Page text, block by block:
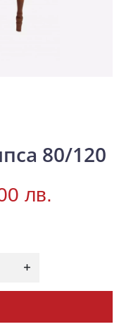
80/120
лв.